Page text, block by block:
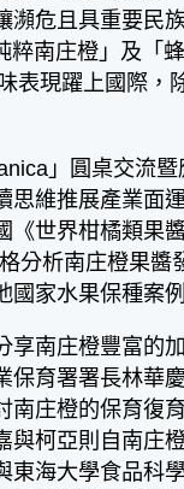
瀕危且具重要民
南庄橙」及「
表現躍上國際，
」圓桌交流暨
維推展產業面
《世界柑橘類果
分析南庄橙果醬
家水果保種案例
南庄橙豐富的
育署署長林華
南庄橙的保育復
與柯亞則自南庄
海大學食品科